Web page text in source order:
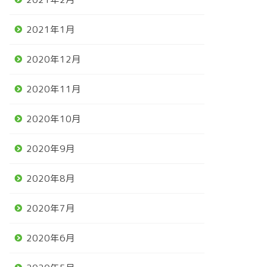
2021年1月
2020年12月
2020年11月
2020年10月
2020年9月
2020年8月
2020年7月
2020年6月